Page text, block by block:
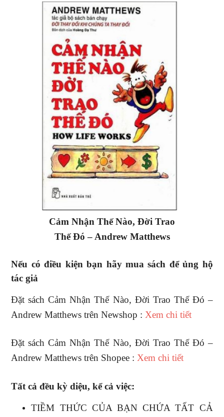
Cảm Nhận Thế Nào, Đời Trao
Thế Đó – Andrew Matthews
Nếu có điều kiện bạn hãy mua sách để ủng hộ
tác giả
Đặt sách Cảm Nhận Thế Nào, Đời Trao Thế Đó –
Andrew Matthews trên Newshop :Xem chi tiết
Đặt sách Cảm Nhận Thế Nào, Đời Trao Thế Đó –
Andrew Matthews trên Shopee :Xem chi tiết
Tất cả đều kỳ diệu, kể cả việc:
TIỀM THỨC CỦA BẠN CHỨA TẤT CẢ